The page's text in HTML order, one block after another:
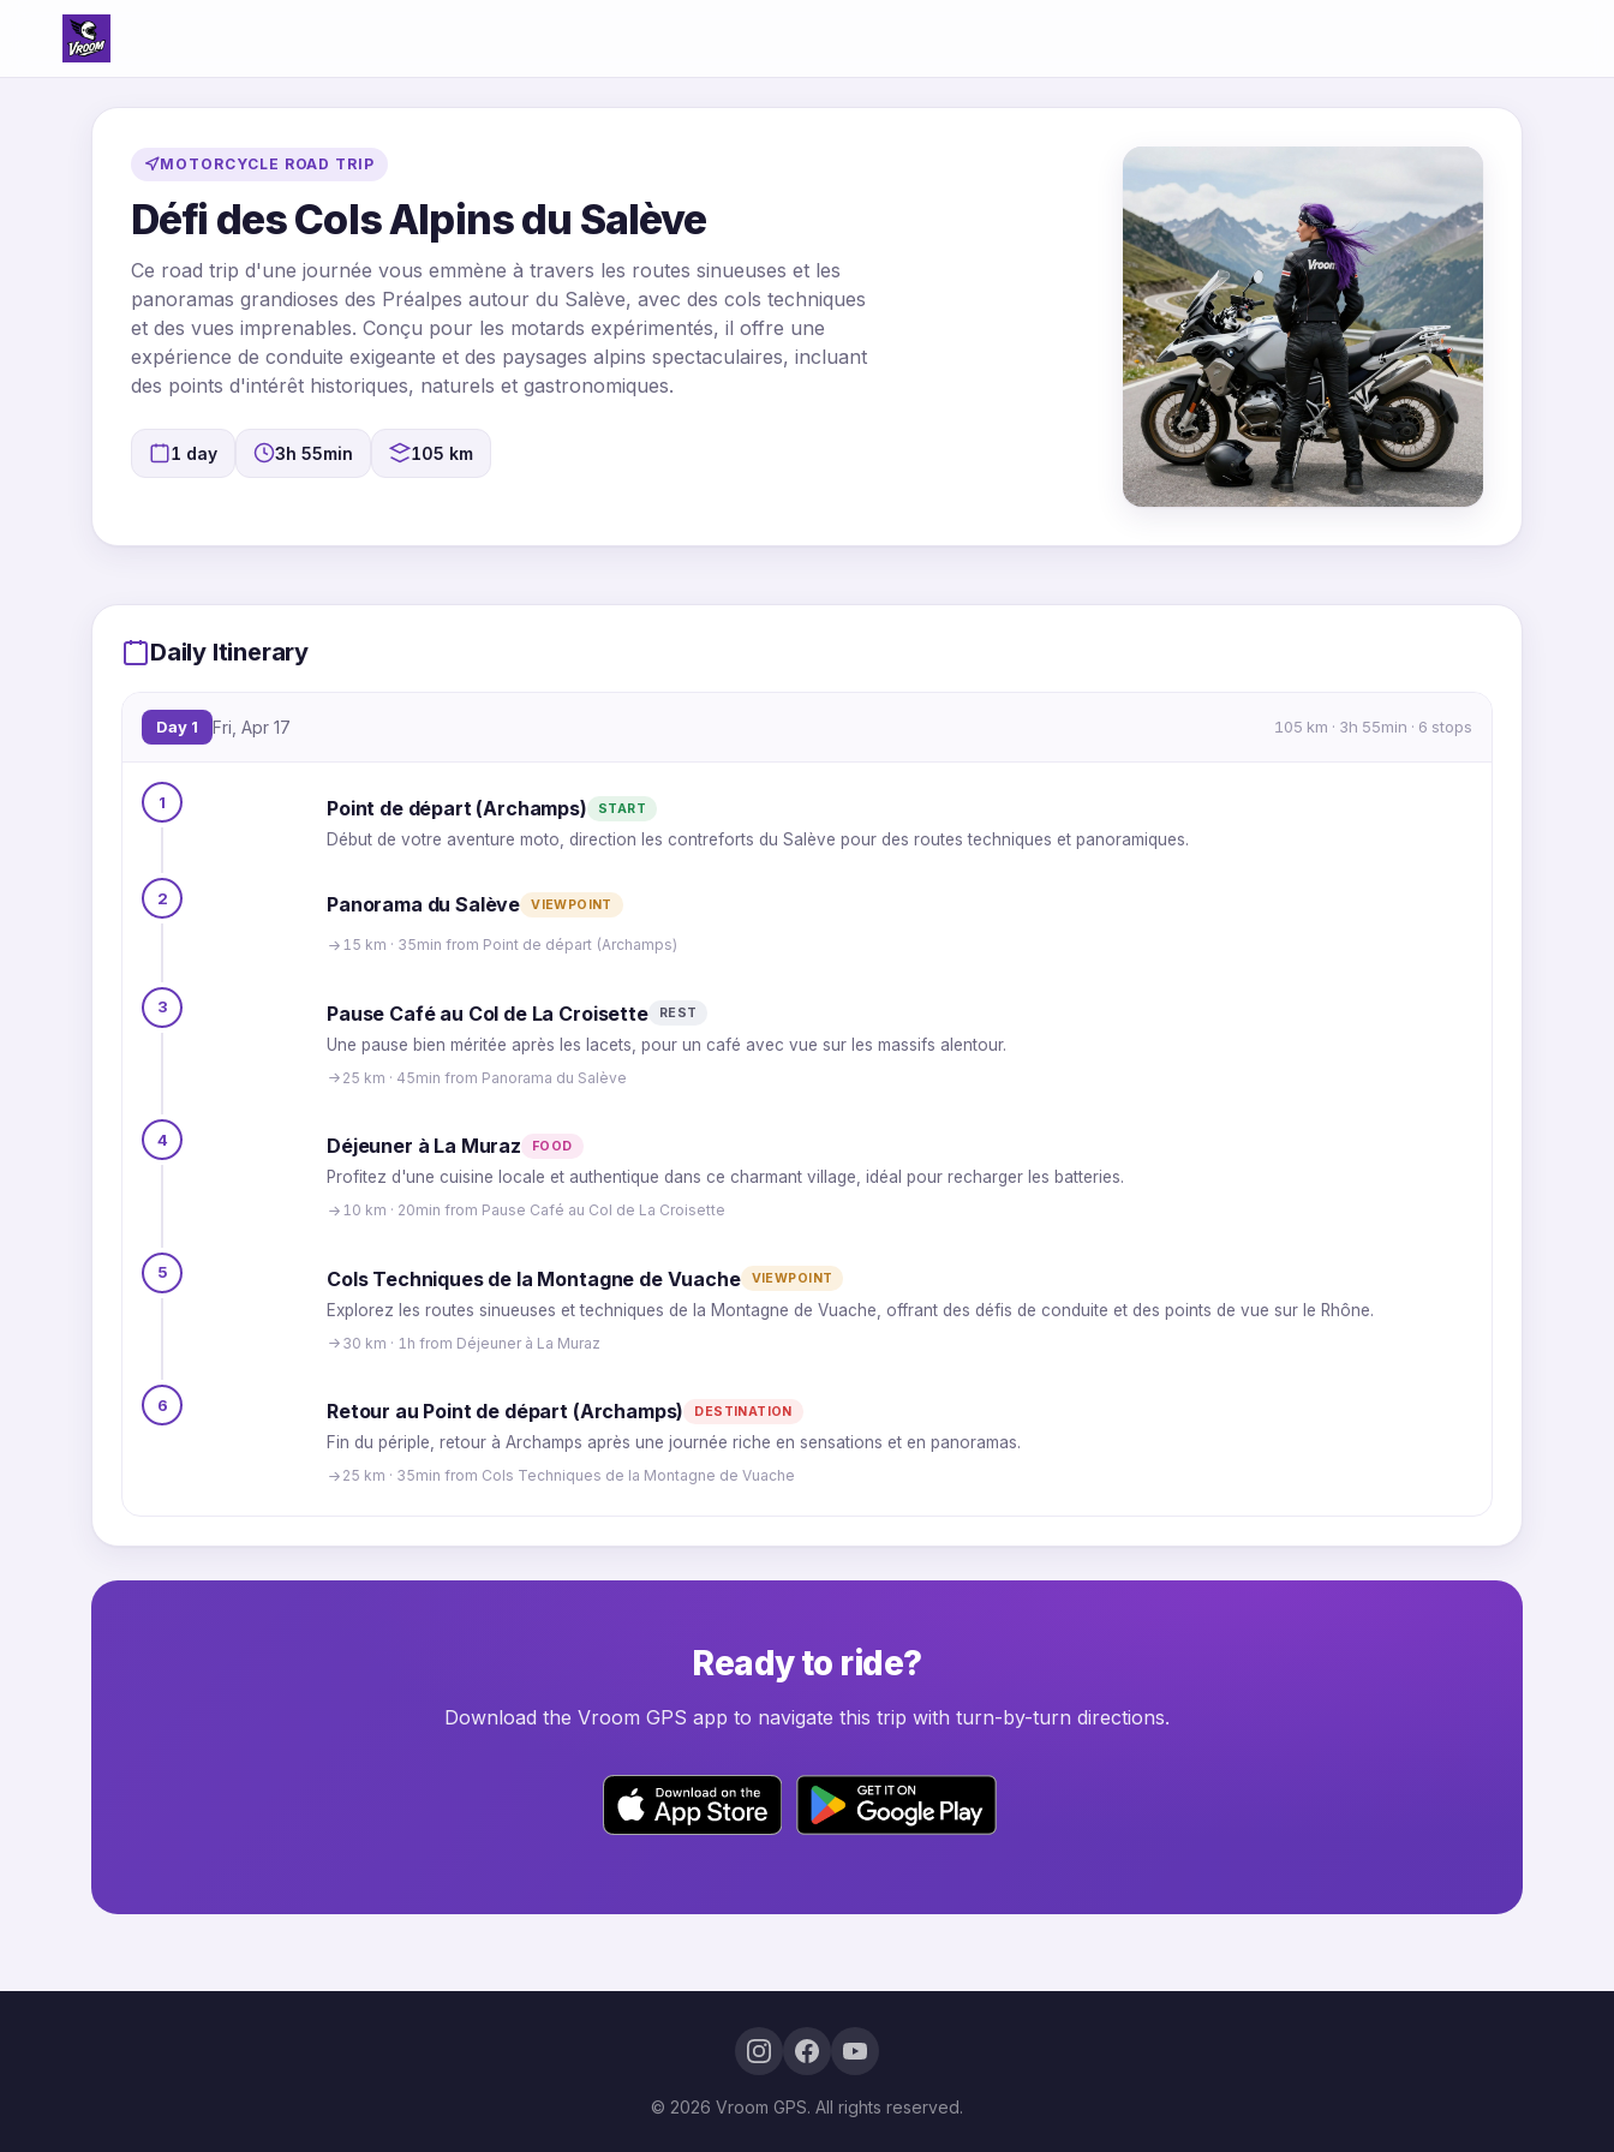
MOTORCYCLE ROAD TRIP
Défi des Cols Alpins du Salève
Ce road trip d'une journée vous emmène à travers les routes sinueuses et les
panoramas grandioses des Préalpes autour du Salève, avec des cols techniques
et des vues imprenables. Conçu pour les motards expérimentés, il offre une
expérience de conduite exigeante et des paysages alpins spectaculaires, incluant
des points d'intérêt historiques, naturels et gastronomiques.
1 day 3h 55min 105 km
4
MapLibre|OpenFreeMap © OpenMapTilesData fromOpenStreetMap
Daily Itinerary
Day 1 Fri, Apr 17 105 km · 3h 55min · 6 stops
1 Point de départ (Archamps) START
Début de votre aventure moto, direction les contreforts du Salève pour des routes techniques et panoramiques.
2 Panorama du Salève VIEWPOINT
15 km · 35min from Point de départ (Archamps)
3 Pause Café au Col de La Croisette REST
Une pause bien méritée après les lacets, pour un café avec vue sur les massifs alentour.
25 km · 45min from Panorama du Salève
4 Déjeuner à La Muraz FOOD
Profitez d'une cuisine locale et authentique dans ce charmant village, idéal pour recharger les batteries.
10 km · 20min from Pause Café au Col de La Croisette
5 Cols Techniques de la Montagne de Vuache VIEWPOINT
Explorez les routes sinueuses et techniques de la Montagne de Vuache, offrant des défis de conduite et des points de vue sur le Rhône.
30 km · 1h from Déjeuner à La Muraz
6 Retour au Point de départ (Archamps) DESTINATION
Fin du périple, retour à Archamps après une journée riche en sensations et en panoramas.
25 km · 35min from Cols Techniques de la Montagne de Vuache
Ready to ride?
Download the Vroom GPS app to navigate this trip with turn-by-turn directions.
© 2026 Vroom GPS. All rights reserved.